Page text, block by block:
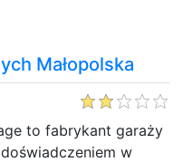
Małopolska
to fabrykant garaży
w